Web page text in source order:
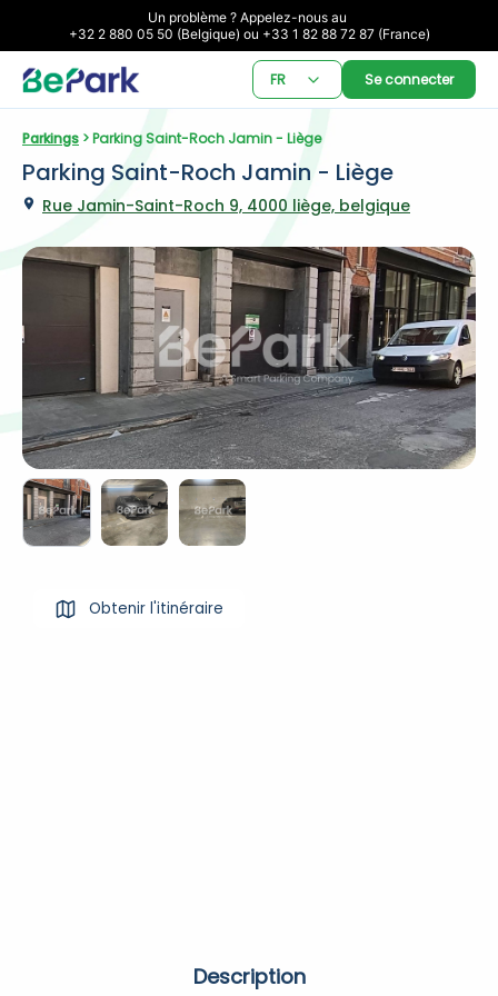
Un problème ? Appelez-nous au
+32 2 880 05 50 (Belgique) ou +33 1 82 88 72 87 (France)
FR Se connecter
Parkings > Parking Saint-Roch Jamin - Liège
Parking Saint-Roch Jamin - Liège
Rue Jamin-Saint-Roch 9, 4000 liège, belgique
Obtenir l'itinéraire
Description